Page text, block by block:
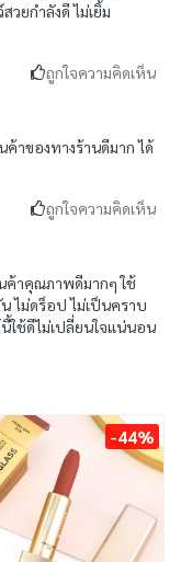
ยกำลังดี ไม่เยิ้ม
ค้าของทางร้านดีมาก ได้
ถูกใจความคิดเห็น
ค้าคุณภาพดีมากๆ ใช้
ไม่ดร็อป ไม่เป็นคราบ
ใช้ดีไม่เปลี่ยนใจแน่นอน
ถูกใจความคิดเห็น
-44%